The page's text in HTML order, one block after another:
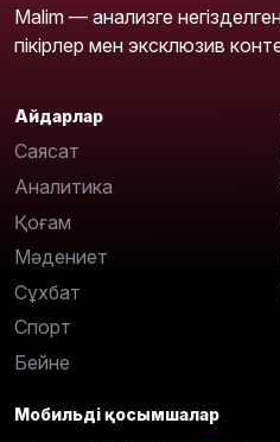
Malim — анализге
пікірлер мен эксклюзив
Айдарлар
Саясат
Аналитика
Қоғам
Мәдениет
Сұхбат
Спорт
Бейне
Мобильді қосымшалар